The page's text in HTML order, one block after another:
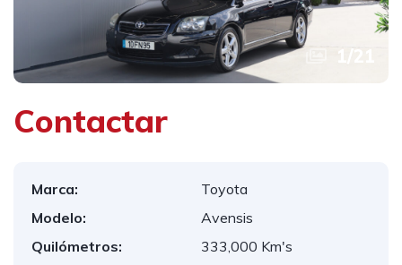
1 /21
Contactar
Marca:
Toyota
Modelo:
Avensis
Quilómetros:
333,000 Km's